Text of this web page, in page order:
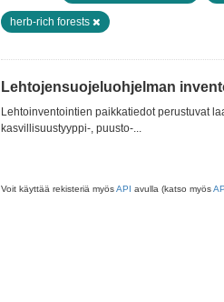
herb-rich forests
Lehtojensuojeluohjelman
Lehtoinventointien paikkatiedot perustuvat
kasvillisuustyyppi-, puusto-...
Voit käyttää rekisteriä myösAPI avulla (katso myös